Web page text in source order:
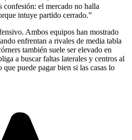
confesión: el mercado no halla
intuye partido cerrado.”
Ambos equipos han mostrado
enfrentan a rivales de media tabla
también suele ser elevado en
a buscar faltas laterales y centros al
puede pagar bien si las casas lo